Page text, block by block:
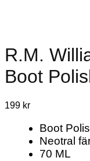
R.M.
Boot
199 kr
Boot
Neotral
70 ML